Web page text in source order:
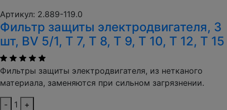
Артикул: 2.889-119.0
Фильтр защиты электродвигателя, 3
шт, BV 5/1, T 7, T 8, T 9, T 10, T 12, T 15
Фильтры защиты электродвигателя, из нетканого
материала, заменяются при сильном загрязнении.
- 1
+